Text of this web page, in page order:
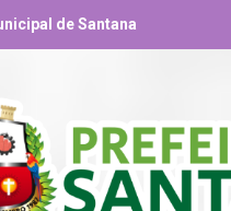
de Santana